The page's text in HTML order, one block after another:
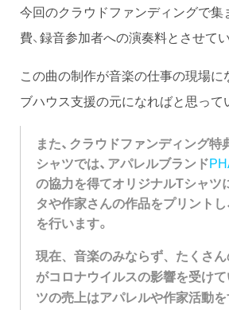
今回のクラウドファンディングで集
費、録音参加者への演奏料とさせて
この曲の制作が音楽の仕事の現場に
ブハウス支援の元になればと思って
また、クラウドファンディング
シャツでは、アパレルブランド
の協力を得てオリジナルTシャツ
タや作家さんの作品をプリント
を行います。
現在、音楽のみならず、たくさ
がコロナウイルスの影響を受け
ツの売上はアパレルや作家活動